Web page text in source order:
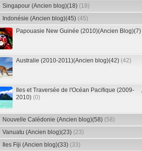
Singapour (Ancien blog)(18) (18)
Indonésie (Ancien blog)(45) (45)
Papouasie New Guinée (2010)(Ancien Blog)(7)
Australie (2010-2011)(Ancien blog)(42) (42)
Iles et Traversée de l'Océan Pacifique (2009-
2010) (0)
Nouvelle Calédonie (Ancien blog)(58) (58)
Vanuatu (Ancien blog)(23) (23)
Iles Fiji (Ancien blog)(33) (33)